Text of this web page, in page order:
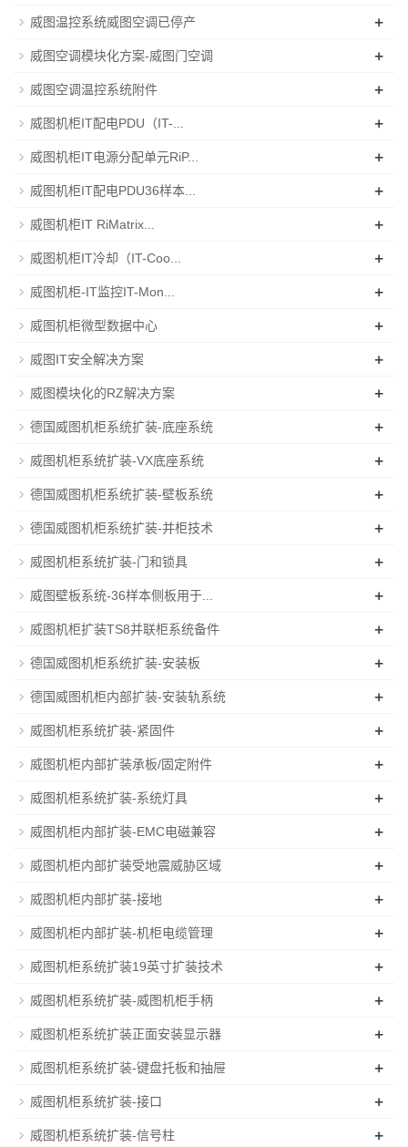
威图温控系统威图空调已停产 +
威图空调模块化方案-威图门空调 +
威图空调温控系统附件 +
威图机柜IT配电PDU（IT-... +
威图机柜IT电源分配单元RiP... +
威图机柜IT配电PDU36样本... +
威图机柜IT RiMatrix... +
威图机柜IT冷却（IT-Coo... +
威图机柜-IT监控IT-Mon... +
威图机柜微型数据中心 +
威图IT安全解决方案 +
威图模块化的RZ解决方案 +
德国威图机柜系统扩装-底座系统 +
威图机柜系统扩装-VX底座系统 +
德国威图机柜系统扩装-壁板系统 +
德国威图机柜系统扩装-并柜技术 +
威图机柜系统扩装-门和锁具 +
威图壁板系统-36样本侧板用于... +
威图机柜扩装TS8并联柜系统备件 +
德国威图机柜系统扩装-安装板 +
德国威图机柜内部扩装-安装轨系统 +
威图机柜系统扩装-紧固件 +
威图机柜内部扩装承板/固定附件 +
威图机柜系统扩装-系统灯具 +
威图机柜内部扩装-EMC电磁兼容 +
威图机柜内部扩装受地震威胁区域 +
威图机柜内部扩装-接地 +
威图机柜内部扩装-机柜电缆管理 +
威图机柜系统扩装19英寸扩装技术 +
威图机柜系统扩装-威图机柜手柄 +
威图机柜系统扩装正面安装显示器 +
威图机柜系统扩装-键盘托板和抽屉 +
威图机柜系统扩装-接口 +
威图机柜系统扩装-信号柱 +